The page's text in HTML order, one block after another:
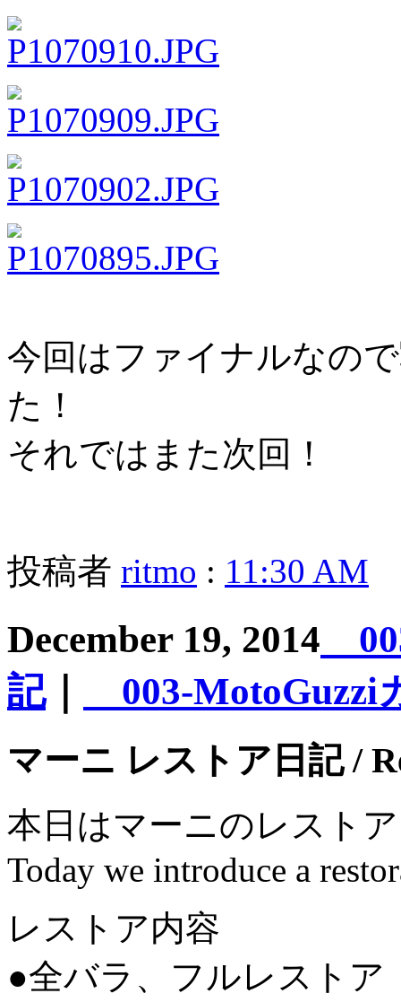
今回はファイナルなの
た！
それではまた次回！
投稿者 ritmo : 11:30 AM
December 19, 2014
記｜ 003-MotoGuzzi
マーニ レストア日記 /
本日はマーニのレスト
Today we introduce a
レストア内容
●全バラ、フルレストア